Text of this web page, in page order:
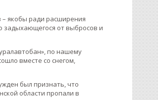
– якобы ради расширения
задыхающегося от выбросов и
по нашему
вместе со снегом,
был признать, что
области пропали в